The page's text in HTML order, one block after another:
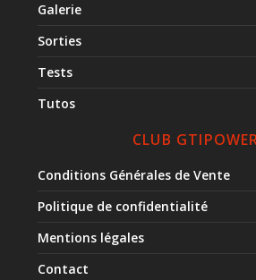
Galerie
Sorties
Tests
Tutos
CLUB
Conditions Générales de Vente
Politique de confidentialité
Mentions légales
Contact